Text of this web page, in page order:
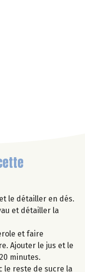
le détailler en dés.
et détailler la
et faire
Ajouter le jus et le
minutes.
le reste de sucre la